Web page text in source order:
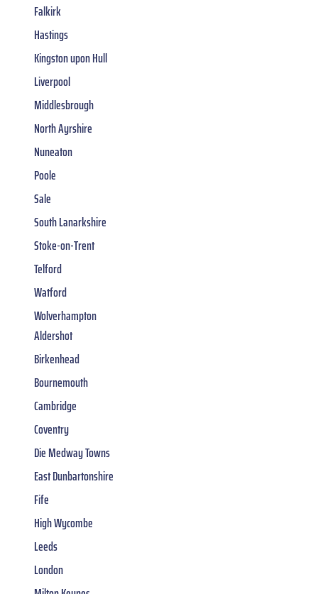
Falkirk
Hastings
Kingston upon Hull
Liverpool
Middlesbrough
North Ayrshire
Nuneaton
Poole
Sale
South Lanarkshire
Stoke-on-Trent
Telford
Watford
Wolverhampton
Aldershot
Birkenhead
Bournemouth
Cambridge
Coventry
Die Medway Towns
East Dunbartonshire
Fife
High Wycombe
Leeds
London